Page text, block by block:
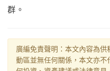
群。
廣編免責聲明：本文內容為
動區並無任何關係，本文亦